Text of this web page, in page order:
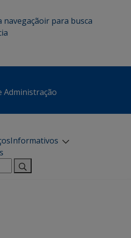
navegaçãoir para busca
Administração
Informativos